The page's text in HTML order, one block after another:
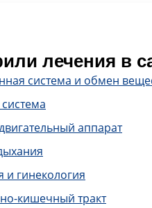
лечения в
система и обмен
аппарат
и гинекология
кишечный тракт